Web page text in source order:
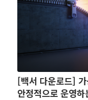
[백서 다운로드]
안정적으로 운영하